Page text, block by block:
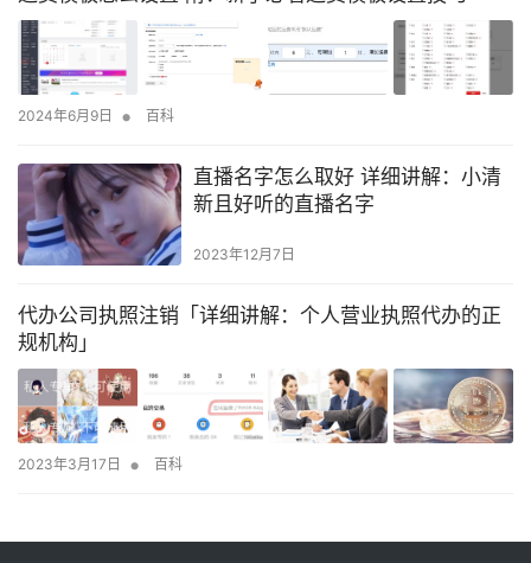
2024年6月9日 • 百科
直播名字怎么取好 详细讲解：小清
新且好听的直播名字
2023年12月7日
代办公司执照注销「详细讲解：个人营业执照代办的正
规机构」
2023年3月17日 • 百科